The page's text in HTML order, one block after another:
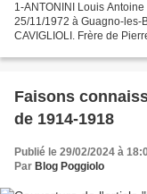
1-ANTONINI Louis
25/11/1972 à Guagno-les-
CAVIGLIOLI. Frère de
Faisons
de 1914-1918
Publié le 29/02/2024 à
Par Blog Poggiolo